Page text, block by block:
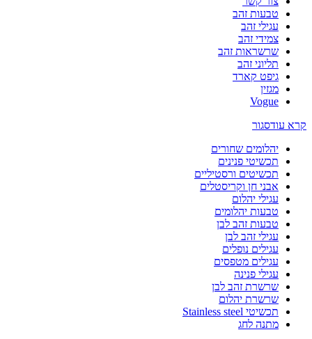
טבעות זהב
עגילי זהב
צמידי זהב
שרשראות זהב
תליוני זהב
גיפט קארד
מגזין
Vogue
קרא עודסגור
יהלומים שחורים
תכשיטי פנינים
תכשיטים ורסטיליים
אבני חן וקריסטלים
עגילי יהלום
טבעות יהלומים
טבעות זהב לבן
עגילי זהב לבן
עגילים נופלים
עגילים מטפסים
עגילי פנינה
שרשרת זהב לבן
שרשרת יהלום
תכשיטי Stainless steel
מתנה לחג